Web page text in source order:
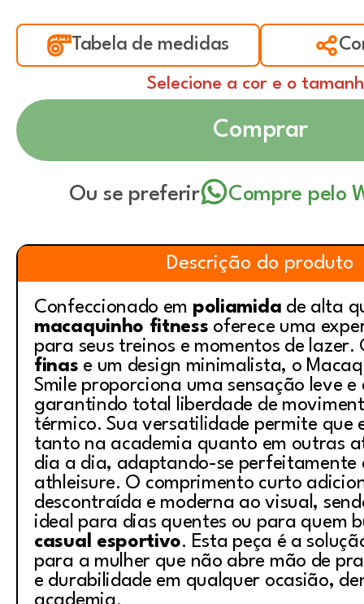
Tabela de medidas
Selecione a cor e o
Comprar
Ou se preferir Compre pelo
Descrição do produto
Confeccionado em poliamida de alta
macaquinho fitness oferece uma
para seus treinos e momentos de lazer.
finas e um design minimalista, o
Smile proporciona uma sensação leve e
garantindo total liberdade de
térmico. Sua versatilidade permite que
tanto na academia quanto em outras
dia a dia, adaptando-se perfeitamente
athleisure. O comprimento curto
descontraída e moderna ao visual,
ideal para dias quentes ou para quem
casual esportivo. Esta peça é a
para a mulher que não abre mão de
e durabilidade em qualquer ocasião,